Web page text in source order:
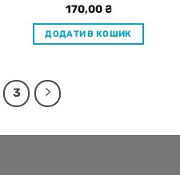
170,00₴
ДОДАТИ В КОШИК
3